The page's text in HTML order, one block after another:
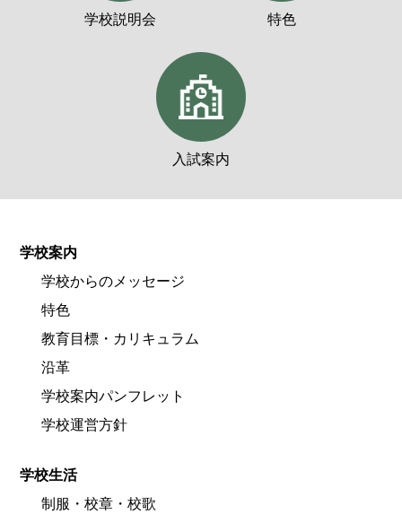
学校説明会 特色
入試案内
学校案内
学校からのメッセージ
特色
教育目標・カリキュラム
沿革
学校案内パンフレット
学校運営方針
学校生活
制服・校章・校歌